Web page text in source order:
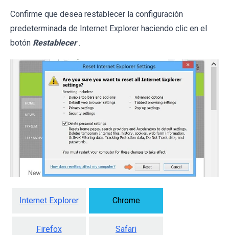
Confirme que desea restablecer la configuración
predeterminada de Internet Explorer haciendo clic en el
botón Restablecer .
Internet Explorer Chrome
Firefox Safari